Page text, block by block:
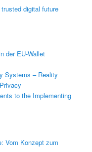
digital future
der EU-Wallet
Systems – Reality
to the Implementing
Vom Konzept zum